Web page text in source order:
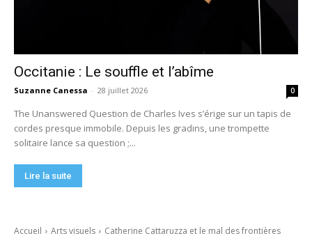
Occitanie : Le souffle et l’abîme
Suzanne Canessa - 28 juillet 2026 0
The Unanswered Question de Charles Ives s’érige sur un tapis de
cordes presque immobile. Depuis les gradins, une trompette
solitaire lance sa question ;...
Lire la suite